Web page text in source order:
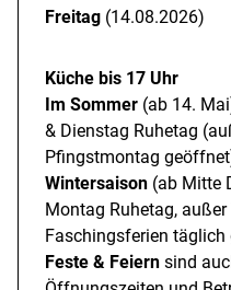
Zielbereich) statt nur
Weltcuppiste ist ein
Piste nicht schafft, oder
auch im Winter zu Fuß
Ofterschwanger Haus. Mit
Hütte in kaum 5 Minuten
oberhalb der Talstation
Die Wurzelhütte hat
Freitag (14.08.2026)
Küche bis 17 Uhr
Im Sommer (ab 14.
& Dienstag Ruhetag
Pfingstmontag
Wintersaison (ab Mitte
Montag Ruhetag, außer
Faschingsferien
Feste & Feiern sind